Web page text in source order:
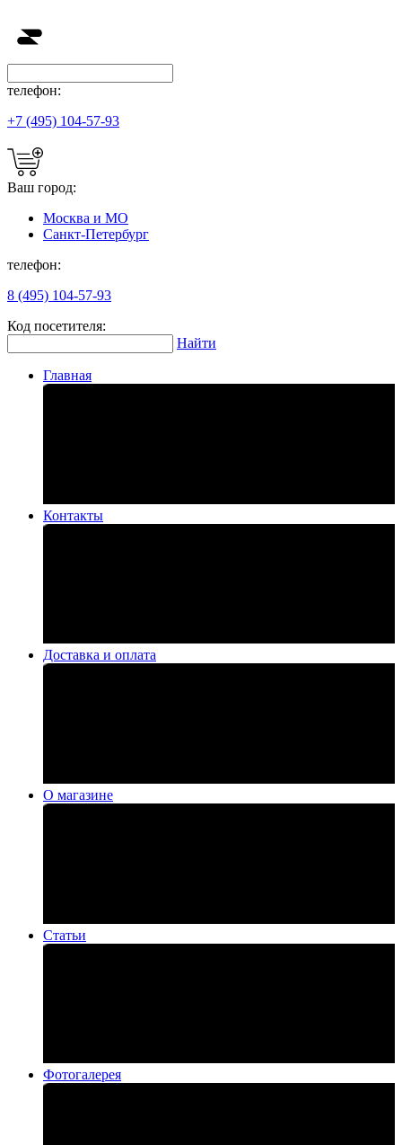
телефон:
+7 (495) 104-57-93
Ваш город:
Москва и МО
Санкт-Петербург
телефон:
8 (495) 104-57-93
Код посетителя:
Найти
Главная
Контакты
Доставка и оплата
О магазине
Статьи
Фотогалерея